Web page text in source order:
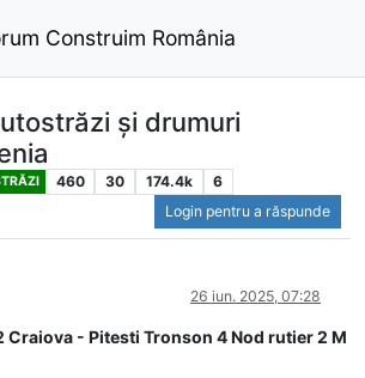
Construim România
și drumuri
460 30 174.4k
6
Login pentru a răspunde
26 iun. 2025, 07:28
Craiova - Pitesti Tronson 4 Nod rutier 2 M